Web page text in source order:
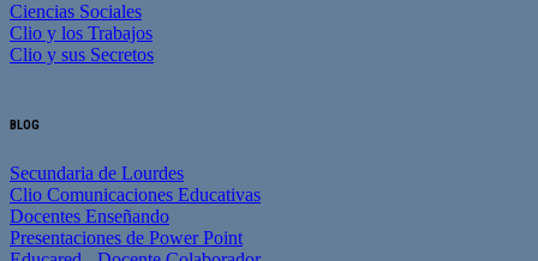
Ciencias Sociales
Clio y los Trabajos
Clio y sus Secretos
BLOG
Secundaria de Lourdes
Clio Comunicaciones Educativas
Docentes Enseñando
Presentaciones de Power Point